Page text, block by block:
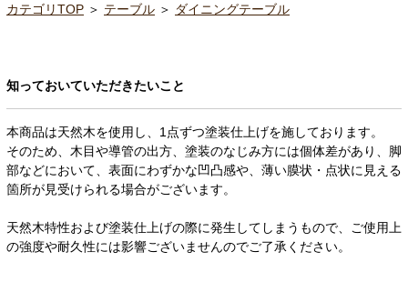
カテゴリTOP ＞ テーブル ＞ ダイニングテーブル
知っておいていただきたいこと
本商品は天然木を使用し、1点ずつ塗装仕上げを施しております。
そのため、木目や導管の出方、塗装のなじみ方には個体差があり、脚
部などにおいて、表面にわずかな凹凸感や、薄い膜状・点状に見える
箇所が見受けられる場合がございます。
天然木特性および塗装仕上げの際に発生してしまうもので、ご使用上
の強度や耐久性には影響ございませんのでご了承ください。